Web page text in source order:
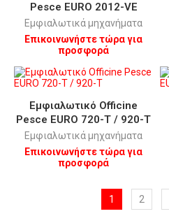
Pesce EURO 2012-VE
Εμφιαλωτικά μηχανήματα
Επικοινωνήστε τώρα για
προσφορά
Εμφιαλωτικό Οfficine
Pesce EURO 720-T / 920-T
Εμφιαλωτικά μηχανήματα
Επικοινωνήστε τώρα για
προσφορά
1 2